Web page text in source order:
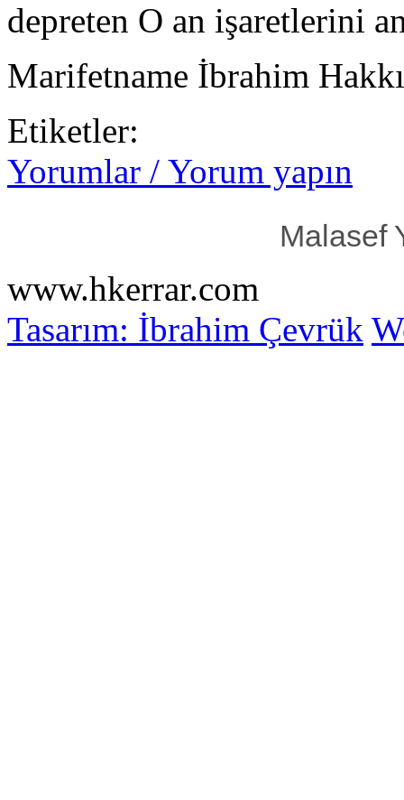
depreten O an işaretlerini
Marifetname İbrahim
Etiketler:
Yorumlar / Yorum yapın
Malasef
www.hkerrar.com
Tasarım: İbrahim Çevrük